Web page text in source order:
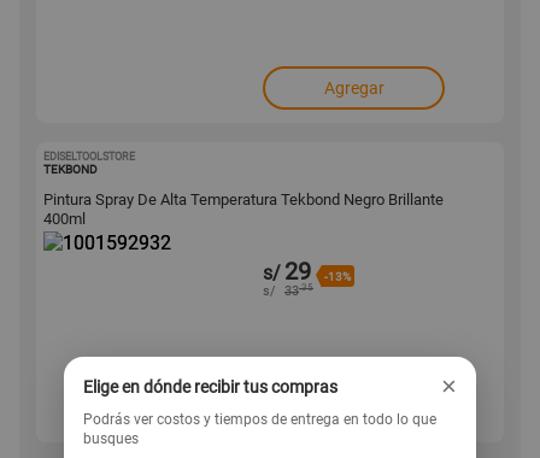
Agregar
EDISELTOOLSTORE
TEKBOND
Pintura Spray De Alta Temperatura Tekbond Negro Brillante
400ml
s/ 29 -13%
s/ 33.35
Elige en dónde recibir tus compras ×
Podrás ver costos y tiempos de entrega en todo lo que
busques